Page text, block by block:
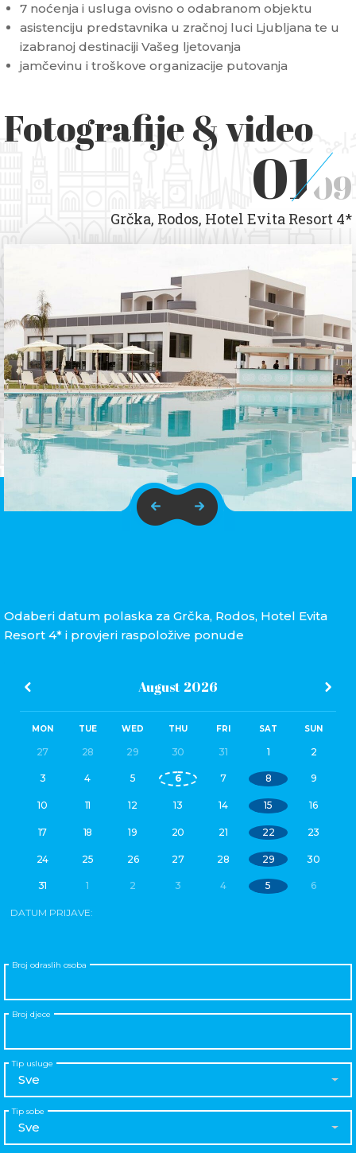
7 noćenja i usluga ovisno o odabranom objektu
asistenciju predstavnika u zračnoj luci Ljubljana te u
izabranoj destinaciji Vašeg ljetovanja
jamčevinu i troškove organizacije putovanja
Fotografije & video
0109
Grčka, Rodos, Hotel Evita Resort 4*
Odaberi datum polaska za Grčka, Rodos, Hotel Evita
Resort 4* i provjeri raspoložive ponude
August 2026
MON TUE WED THU FRI SAT SUN
27 28 29 30 31 1 2
3 4 5 6 7 8 9
10 11 12 13 14 15 16
17 18 19 20 21 22 23
24 25 26 27 28 29 30
31 1 2 3 4 5 6
DATUM PRIJAVE:
Broj odraslih osoba
Broj djece
Tip usluge
Sve
Tip sobe
Sve